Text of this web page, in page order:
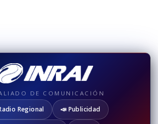
DE COMUNICACIÓN
Regional 📣 Publicidad